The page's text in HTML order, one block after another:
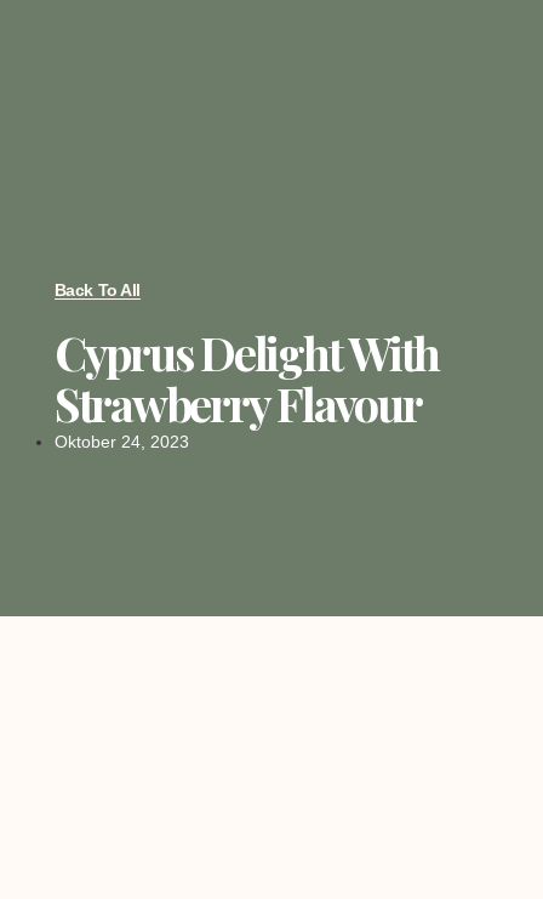
Back To All
Cyprus Delight With
Strawberry Flavour
Oktober 24, 2023